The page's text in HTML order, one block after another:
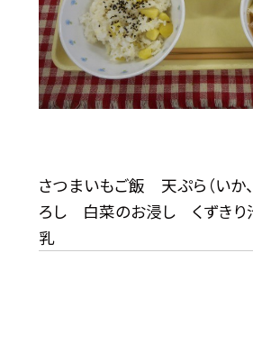
さつまいもご飯 天ぷら（いか
ろし 白菜のお浸し くずき
乳